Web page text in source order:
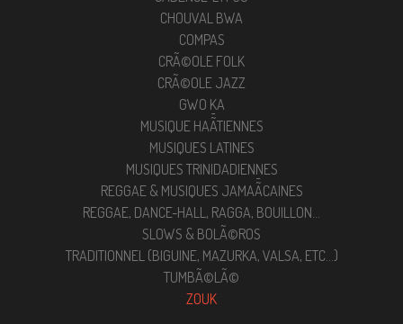
CHOUVAL BWA
COMPAS
CRÃ©OLE FOLK
CRÃ©OLE JAZZ
GWO KA
MUSIQUE HAÃ¯TIENNES
MUSIQUES LATINES
MUSIQUES TRINIDADIENNES
REGGAE & MUSIQUES JAMAÃ¯CAINES
REGGAE, DANCE-HALL, RAGGA, BOUILLON...
SLOWS & BOLÃ©ROS
TRADITIONNEL (BIGUINE, MAZURKA, VALSA, ETC...)
TUMBÃ©LÃ©
ZOUK